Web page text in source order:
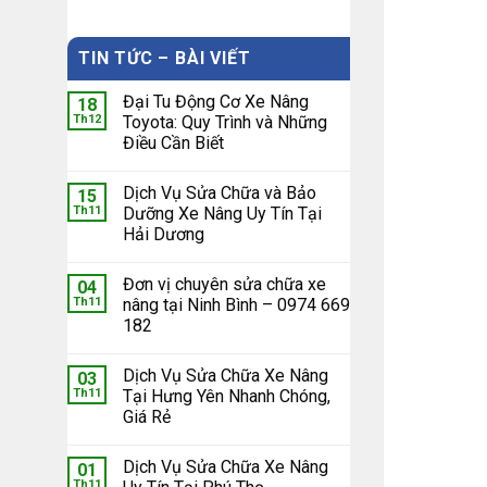
TIN TỨC – BÀI VIẾT
18
Th12
Đại Tu Động Cơ Xe Nâng
Toyota: Quy Trình và Những
Điều Cần Biết
15
Th11
Dịch Vụ Sửa Chữa và Bảo
Dưỡng Xe Nâng Uy Tín Tại
Hải Dương
04
Th11
Đơn vị chuyên sửa chữa xe
nâng tại Ninh Bình – 0974 669
182
03
Th11
Dịch Vụ Sửa Chữa Xe Nâng
Tại Hưng Yên Nhanh Chóng,
Giá Rẻ
01
Dịch Vụ Sửa Chữa Xe Nâng